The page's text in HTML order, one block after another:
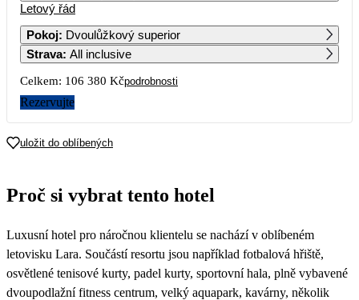
53 190 49 190 51 090
7 8
21 22
44 090
Letový řád
Pokoj: Dvoulůžkový superior
Strava: All inclusive
Celkem: 106 380 Kčpodrobnosti
Rezervujte
uložit do oblíbených
Proč si vybrat tento hotel
Luxusní hotel pro náročnou klientelu se nachází v oblíbeném
letovisku Lara. Součástí resortu jsou například fotbalová hřiště,
osvětlené tenisové kurty, padel kurty, sportovní hala, plně vybavené
dvoupodlažní fitness centrum, velký aquapark, kavárny, několik